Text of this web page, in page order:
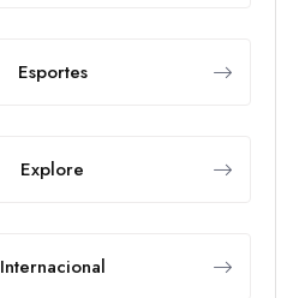
Esportes
Explore
Internacional